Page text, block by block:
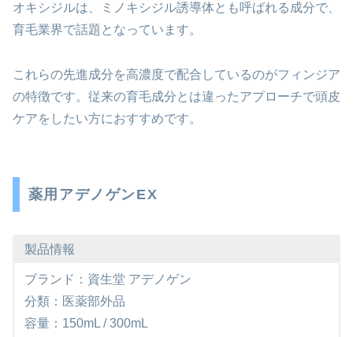
オキシジルは、ミノキシジル誘導体とも呼ばれる成分で、
育毛業界で話題となっています。
これらの先進成分を高濃度で配合しているのがフィンジア
の特徴です。従来の育毛成分とは違ったアプローチで頭皮
ケアをしたい方におすすめです。
薬用アデノゲンEX
製品情報
ブランド：資生堂 アデノゲン
分類：医薬部外品
容量：150mL / 300mL